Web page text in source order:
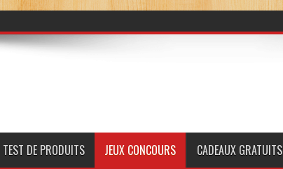
TEST DE PRODUITS JEUX CONCOURS CADEAUX GRATUITS